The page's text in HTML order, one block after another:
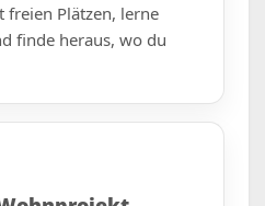
freien Plätzen, lerne
finde heraus, wo du